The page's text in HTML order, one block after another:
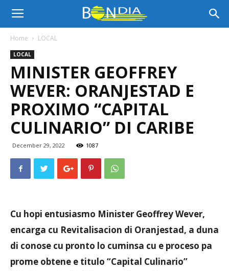
Bon
Dia
Aruba
Aruba
Home LOCAL
LOCAL
MINISTER GEOFFREY
WEVER: ORANJESTAD E
PROXIMO “CAPITAL
CULINARIO” DI CARIBE
December 29, 2022 1087
Cu hopi entusiasmo Minister Geoffrey Wever,
encarga cu Revitalisacion di Oranjestad, a duna
di conose cu pronto lo cuminsa cu e proceso pa
prome obtene e titulo “Capital Culinario”